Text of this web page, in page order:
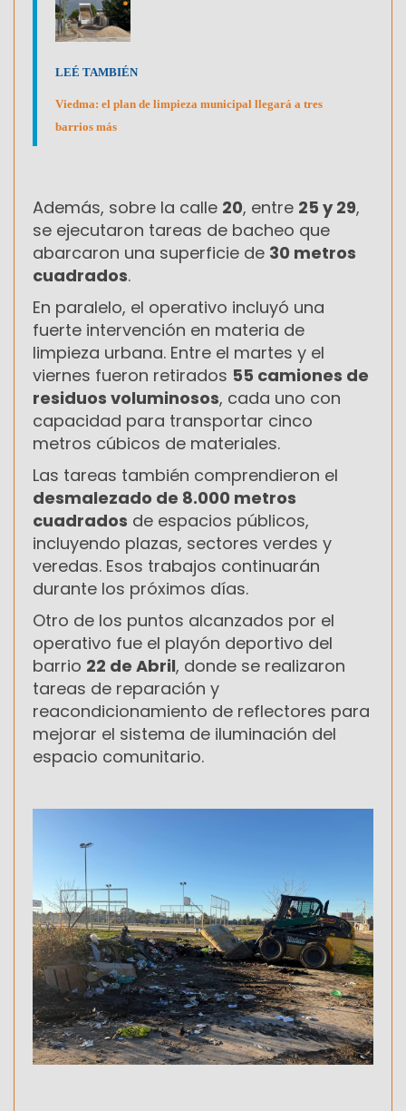
LEÉ TAMBIÉN
Viedma: el plan de limpieza municipal llegará a tres
barrios más
Además, sobre la calle 20, entre 25 y 29,
se ejecutaron tareas de bacheo que
abarcaron una superficie de 30 metros
cuadrados.
En paralelo, el operativo incluyó una
fuerte intervención en materia de
limpieza urbana. Entre el martes y el
viernes fueron retirados 55 camiones de
residuos voluminosos, cada uno con
capacidad para transportar cinco
metros cúbicos de materiales.
Las tareas también comprendieron el
desmalezado de 8.000 metros
cuadrados de espacios públicos,
incluyendo plazas, sectores verdes y
veredas. Esos trabajos continuarán
durante los próximos días.
Otro de los puntos alcanzados por el
operativo fue el playón deportivo del
barrio 22 de Abril, donde se realizaron
tareas de reparación y
reacondicionamiento de reflectores para
mejorar el sistema de iluminación del
espacio comunitario.